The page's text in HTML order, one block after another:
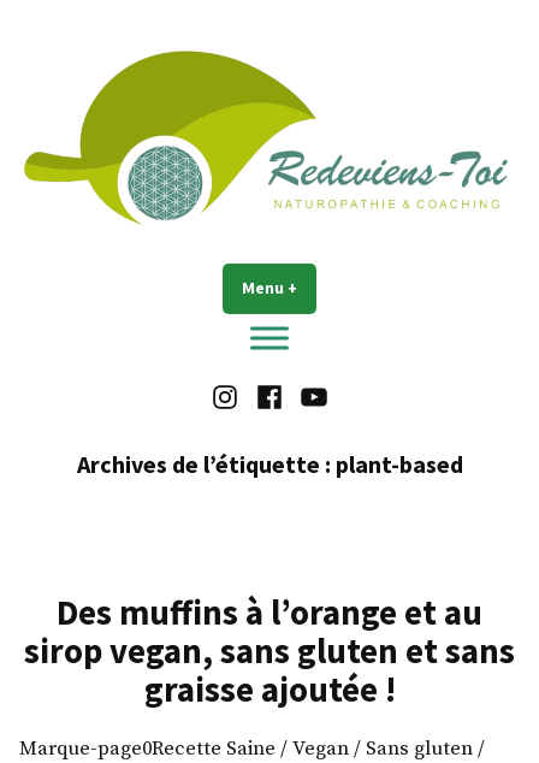
Redeviens-toi Menu +
Instagram
FacebookYoutube
Archives de l’étiquette : plant-based
Des muffins à l’orange et au
sirop vegan, sans gluten et sans
graisse ajoutée !
Marque-page0Recette Saine / Vegan / Sans gluten /